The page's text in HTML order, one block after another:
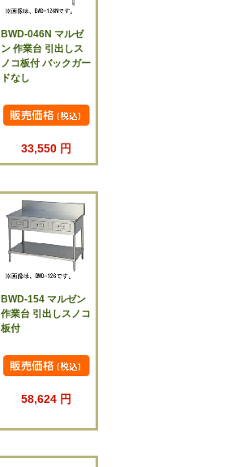
BWD-046N マルゼ
ン 作業台 引出しス
ノコ板付 バックガー
ドなし
33,550 円
BWD-154 マルゼン
作業台 引出しスノコ
板付
58,624 円